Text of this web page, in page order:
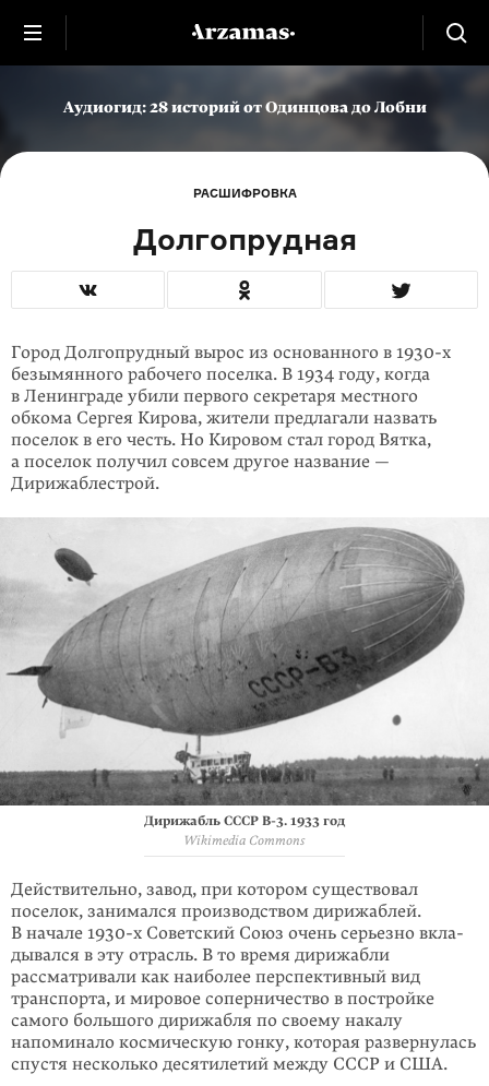
Аудиогид: 28 историй от Одинцова до Лобни
РАСШИФРОВКА
Долгопрудная
Город Долгопрудный вырос из основанного в 1930-х
безымянного рабочего поселка. В 1934 году, когда
в Ленинграде убили первого секретаря местного
обкома Сергея Кирова, жители предлагали назвать
поселок в его честь. Но Кировом стал город Вятка,
а поселок получил совсем другое название —
Дирижаблестрой.
Дирижабль СССР В-3. 1933 год
Wikimedia Commons
Действительно, завод, при котором существовал
поселок, занимался произ­водством дирижаблей.
В начале 1930-х Советский Союз очень серьезно вкла­
дывался в эту отрасль. В то время дирижабли
рассматривали как наиболее перспективный вид
транспорта, и мировое соперничество в постройке
самого большого дирижабля по своему накалу
напоминало космическую гонку, которая развернулась
спустя несколько десятилетий между СССР и США.